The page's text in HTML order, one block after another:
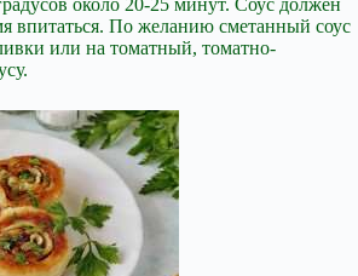
около 20-25 минут. Соус должен
впитаться. По желанию сметанный соус
или на томатный, томатно-